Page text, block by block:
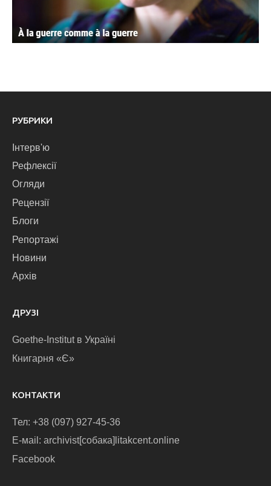
РУБРИКИ
Інтерв'ю
Рефлексії
Огляди
Рецензії
Блоги
Репортажі
Новини
Архів
ДРУЗІ
Goethe-Institut в Україні
Книгарня «Є»
КОНТАКТИ
Тел: +38 (097) 927-45-36
E-маіl: archivist[собака]litakcent.online
Facebook